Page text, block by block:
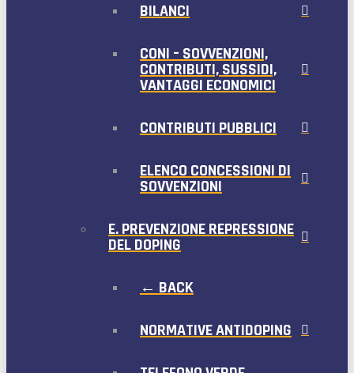
BILANCI
CONI – SOVVENZIONI,
CONTRIBUTI, SUSSIDI,
VANTAGGI ECONOMICI
CONTRIBUTI PUBBLICI
ELENCO CONCESSIONI DI
SOVVENZIONI
E. PREVENZIONE REPRESSIONE
DEL DOPING
← BACK
NORMATIVE ANTIDOPING